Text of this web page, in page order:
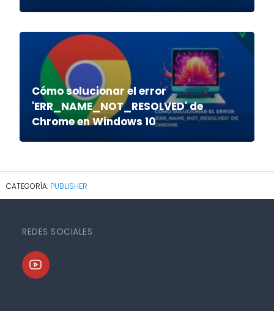
Cómo solucionar el error
'ERR_NAME_NOT_RESOLVED' de
Chrome en Windows 10
PUBLISHER
REDES SOCIALES